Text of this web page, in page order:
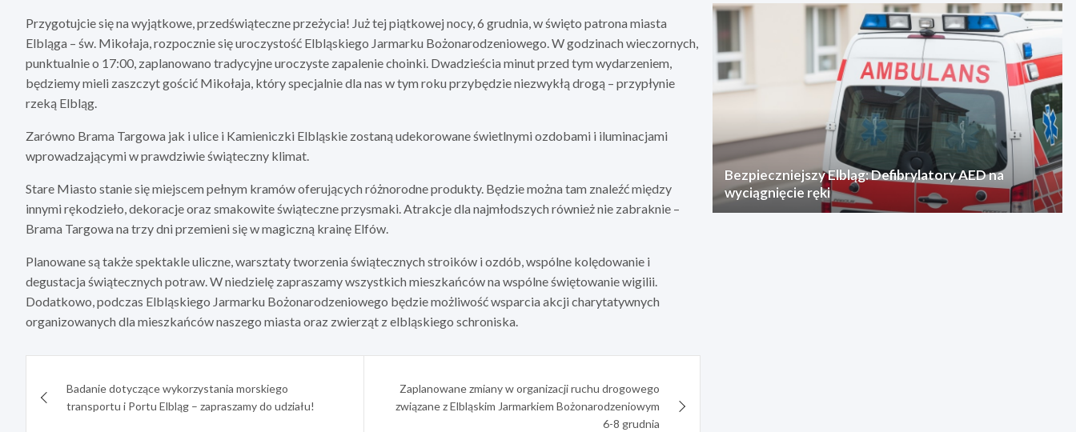
Przygotujcie się na wyjątkowe, przedświąteczne przeżycia! Już tej piątkowej nocy, 6 grudnia, w święto patrona miasta
Elbląga – św. Mikołaja, rozpocznie się uroczystość Elbląskiego Jarmarku Bożonarodzeniowego. W godzinach wieczornych,
punktualnie o 17:00, zaplanowano tradycyjne uroczyste zapalenie choinki. Dwadzieścia minut przed tym wydarzeniem,
będziemy mieli zaszczyt gościć Mikołaja, który specjalnie dla nas w tym roku przybędzie niezwykłą drogą – przypłynie
rzeką Elbląg.
Zarówno Brama Targowa jak i ulice i Kamieniczki Elbląskie zostaną udekorowane świetlnymi ozdobami i iluminacjami
wprowadzającymi w prawdziwie świąteczny klimat.
Stare Miasto stanie się miejscem pełnym kramów oferujących różnorodne produkty. Będzie można tam znaleźć między
innymi rękodzieło, dekoracje oraz smakowite świąteczne przysmaki. Atrakcje dla najmłodszych również nie zabraknie –
Brama Targowa na trzy dni przemieni się w magiczną krainę Elfów.
Planowane są także spektakle uliczne, warsztaty tworzenia świątecznych stroików i ozdób, wspólne kolędowanie i
degustacja świątecznych potraw. W niedzielę zapraszamy wszystkich mieszkańców na wspólne świętowanie wigilii.
Dodatkowo, podczas Elbląskiego Jarmarku Bożonarodzeniowego będzie możliwość wsparcia akcji charytatywnych
organizowanych dla mieszkańców naszego miasta oraz zwierząt z elbląskiego schroniska.
wpisuBadanie dotyczące wykorzystania morskiego
transportu i Portu Elbląg – zapraszamy do udziału!
Zaplanowane zmiany w organizacji ruchu drogowego
związane z Elbląskim Jarmarkiem Bożonarodzeniowym
6-8 grudnia
Bezpieczniejszy Elbląg: Defibrylatory AED na
wyciągnięcie ręki